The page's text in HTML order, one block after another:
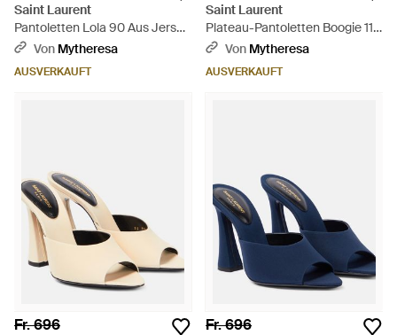
Saint Laurent
Pantoletten Lola 90 Aus Jersey
- Braun
Von Mytheresa
AUSVERKAUFT
Saint Laurent
Plateau-Pantoletten Boogie 110
aus Satin - Schwarz
Von Mytheresa
AUSVERKAUFT
Fr. 696 Fr. 696